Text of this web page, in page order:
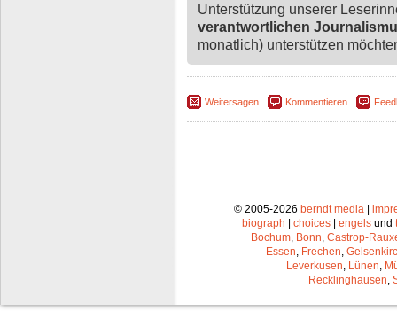
Unterstützung unserer
verantwortlichen
monatlich) unterstützen
Weitersagen Kommentieren
© 2005-2026 berndt media|
biograph
choices engels und
Bochum, Bonn, Castrop-
Essen, Frechen,
Leverkusen, Lünen,
Recklinghausen,